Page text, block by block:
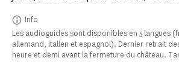
Info
Les audioguides sont disponibles en 5 langues
allemand, italien et espagnol). Dernier retrait
heure et demi avant la fermeture du château.